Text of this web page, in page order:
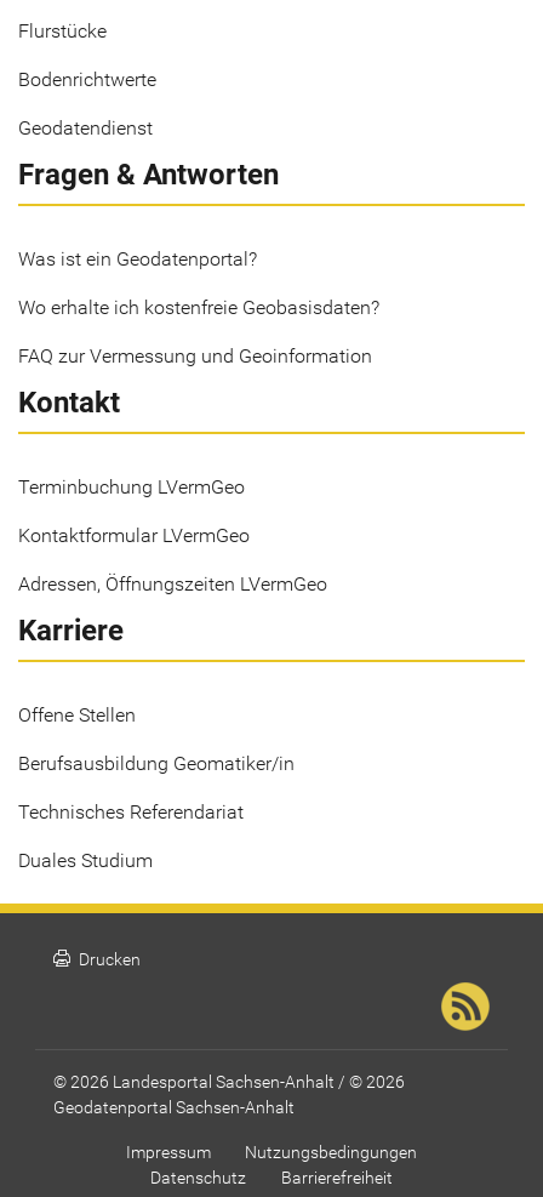
Flurstücke
Bodenrichtwerte
Geodatendienst
Fragen & Antworten
Was ist ein Geodatenportal?
Wo erhalte ich kostenfreie Geobasisdaten?
FAQ zur Vermessung und Geoinformation
Kontakt
Terminbuchung LVermGeo
Kontaktformular LVermGeo
Adressen, Öffnungszeiten LVermGeo
Karriere
Offene Stellen
Berufsausbildung Geomatiker/in
Technisches Referendariat
Duales Studium
print Drucken
© 2026 Landesportal Sachsen-Anhalt / © 2026
Geodatenportal Sachsen-Anhalt
Impressum
Nutzungsbedingungen
Datenschutz
Barrierefreiheit